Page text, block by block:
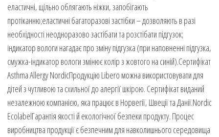
еластичні, щільно облягають ніжки, запобігають
протіканню;еластичні багаторазові застібки – дозволяють в разі
необхідності неодноразово застібати та розстібати підгузок;
індикатор вологи нагадає про зміну підгузка (при наповненні підгузка,
смужка-індикатор вологи змінює колір з жовтого на синій).Сертифікат
Asthma Allergy NordicПродукцію Libero можна використовувати для
дітей з чутливою та схильної до алергії шкірою. Сертифікат виданий
незалежною компанією, яка працює в Норвегії, Швеції та Данії.Nordic
EcolabelГарантія якості й екологічної безпеки продукту. Процес
виробництва продукції є безпечним для навколишнього середовища